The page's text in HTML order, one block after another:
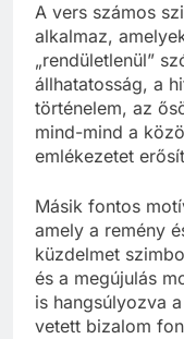
A vers számos
alkalmaz,
„rendületlenül”
állhatatosság, a
történelem, az
mind-mind a
emlékezetet
Másik fontos
amely a remény
küzdelmet
és a megújulás
is hangsúlyozva
vetett bizalom